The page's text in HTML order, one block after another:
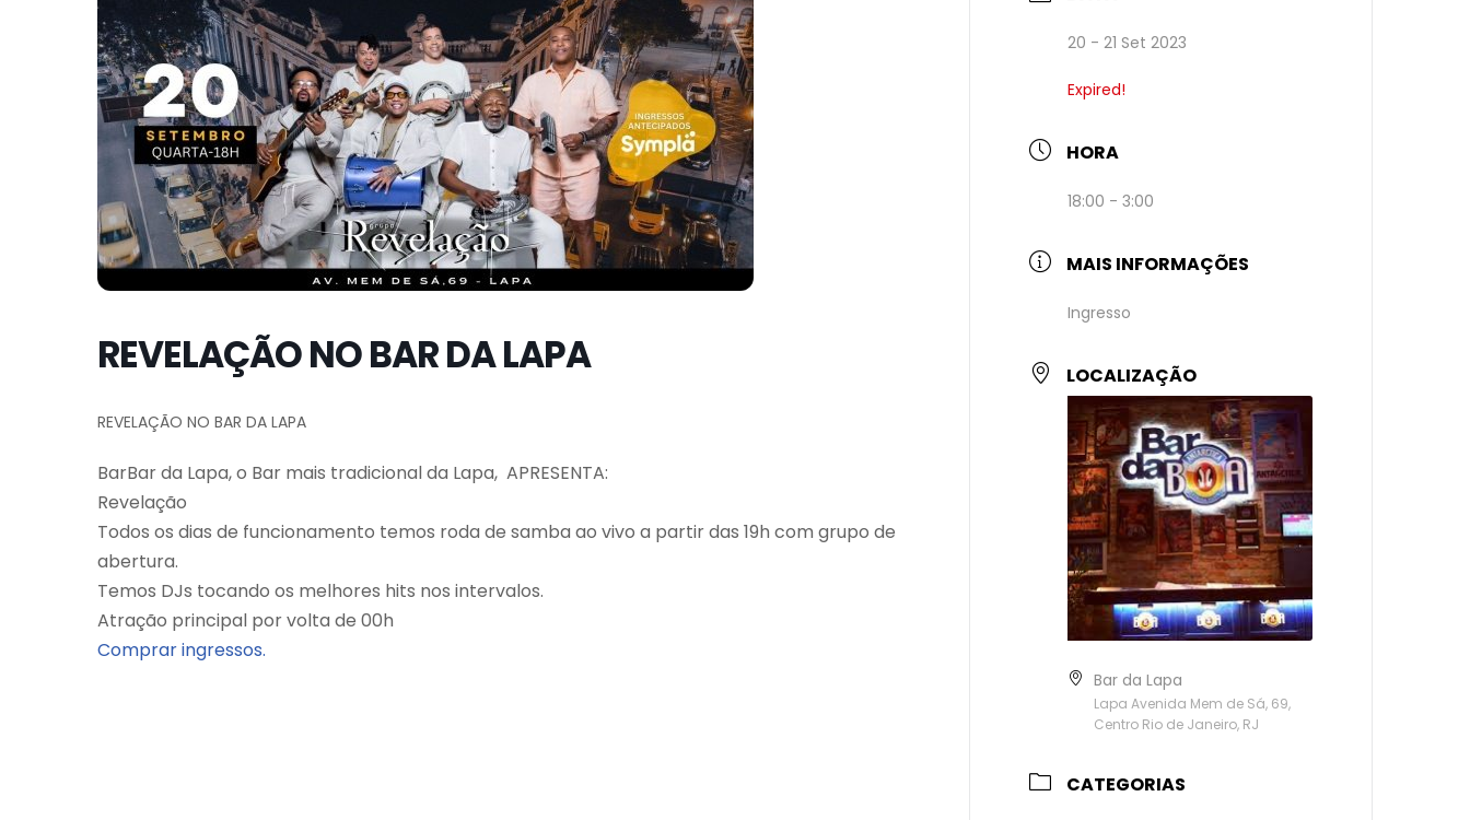
REVELAÇÃO NO BAR DA LAPA
REVELAÇÃO NO BAR DA LAPA
BarBar da Lapa, o Bar mais tradicional da Lapa, APRESENTA:
Revelação
Todos os dias de funcionamento temos roda de samba ao vivo a partir das 19h com grupo de
abertura.
Temos DJs tocando os melhores hits nos intervalos.
Atração principal por volta de 00h
Comprar ingressos.
20 - 21 Set 2023
Expired!
HORA
18:00 - 3:00
MAIS INFORMAÇÕES
Ingresso
LOCALIZAÇÃO
Bar da Lapa
Lapa Avenida Mem de Sá, 69,
Centro Rio de Janeiro, RJ
CATEGORIAS